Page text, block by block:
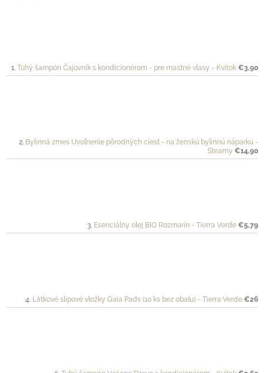
Tuhý šampón Čajovník s kondicionérom - pre mastné vlasy - Kvitok €3,90
Bylinná zmes Uvoľnenie pôrodných ciest - na ženskú bylinnú náparku -
Steamy €14,90
Esenciálny olej BIO Rozmarín - Tierra Verde €5,79
Látkové slipové vložky Gaia Pads (10 ks bez obalu) - Tierra Verde €26